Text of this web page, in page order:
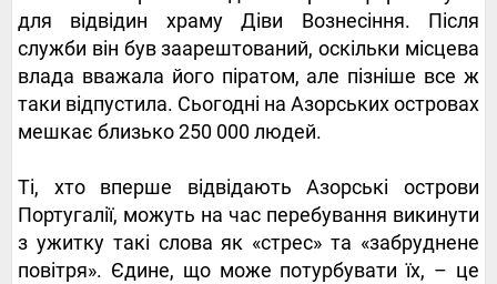
для відвідин храму Діви Вознесіння. Після
служби він був заарештований, оскільки місцева
влада вважала його піратом, але пізніше все ж
таки відпустила. Сьогодні на Азорських островах
мешкає близько 250 000 людей.
Ті, хто вперше відвідають Азорські острови
Португалії, можуть на час перебування викинути
з ужитку такі слова як «стрес» та «забруднене
повітря». Єдине, що може потурбувати їх, – це